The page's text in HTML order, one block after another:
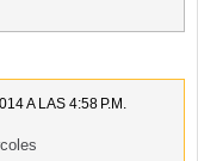
A LAS 4:58 P.M.